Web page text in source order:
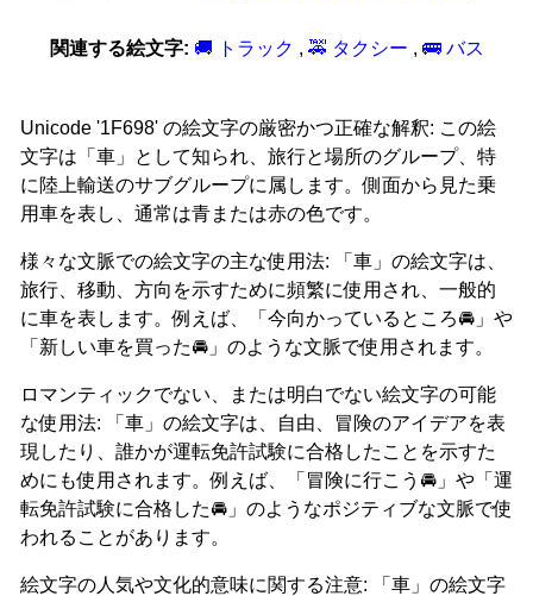
関連する絵文字: 🚚 トラック , 🚕 タクシー , 🚌 バス
Unicode '1F698' の絵文字の厳密かつ正確な解釈: この絵
文字は「車」として知られ、旅行と場所のグループ、特
に陸上輸送のサブグループに属します。側面から見た乗
用車を表し、通常は青または赤の色です。
様々な文脈での絵文字の主な使用法: 「車」の絵文字は、
旅行、移動、方向を示すために頻繁に使用され、一般的
に車を表します。例えば、「今向かっているところ🚘」や
「新しい車を買った🚘」のような文脈で使用されます。
ロマンティックでない、または明白でない絵文字の可能
な使用法: 「車」の絵文字は、自由、冒険のアイデアを表
現したり、誰かが運転免許試験に合格したことを示すた
めにも使用されます。例えば、「冒険に行こう🚘」や「運
転免許試験に合格した🚘」のようなポジティブな文脈で使
われることがあります。
絵文字の人気や文化的意味に関する注意: 「車」の絵文字